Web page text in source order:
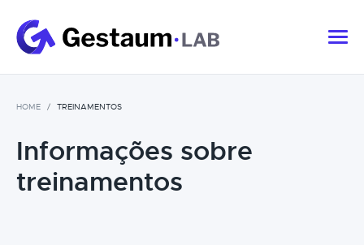
HOME TREINAMENTOS
Informações sobre
treinamentos